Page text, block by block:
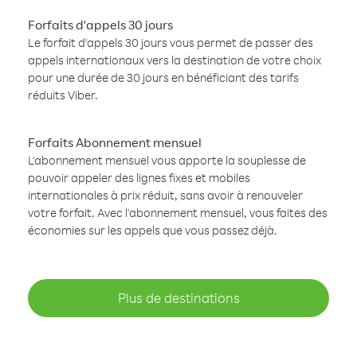
Forfaits d'appels 30 jours
Le forfait d'appels 30 jours vous permet de passer des
appels internationaux vers la destination de votre choix
pour une durée de 30 jours en bénéficiant des tarifs
réduits Viber.
Forfaits Abonnement mensuel
L'abonnement mensuel vous apporte la souplesse de
pouvoir appeler des lignes fixes et mobiles
internationales à prix réduit, sans avoir à renouveler
votre forfait. Avec l'abonnement mensuel, vous faites des
économies sur les appels que vous passez déjà.
Plus de destinations